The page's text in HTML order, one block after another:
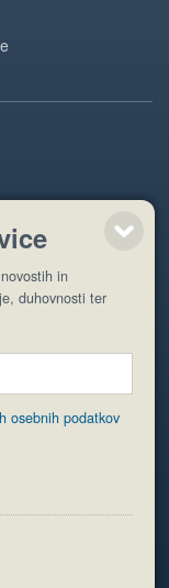
osebnih podatkov
in
duhovnosti ter
osebnih podatkov